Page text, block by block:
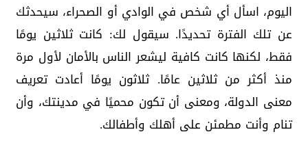
اليوم، اسأل أي شخص في الوادي أو الصحراء، سيحدثك
عن تلك الفترة تحديدًا. سيقول لك: كانت ثلاثين يومًا
فقط، لكنها كانت كافية ليشعر الناس بالأمان لأول مرة
منذ أكثر من ثلاثين عامًا. ثلاثون يومًا أعادت تعريف
معنى الدولة، ومعنى أن تكون محميًا في مدينتك، وأن
تنام وأنت مطمئن على أهلك وأطفالك.